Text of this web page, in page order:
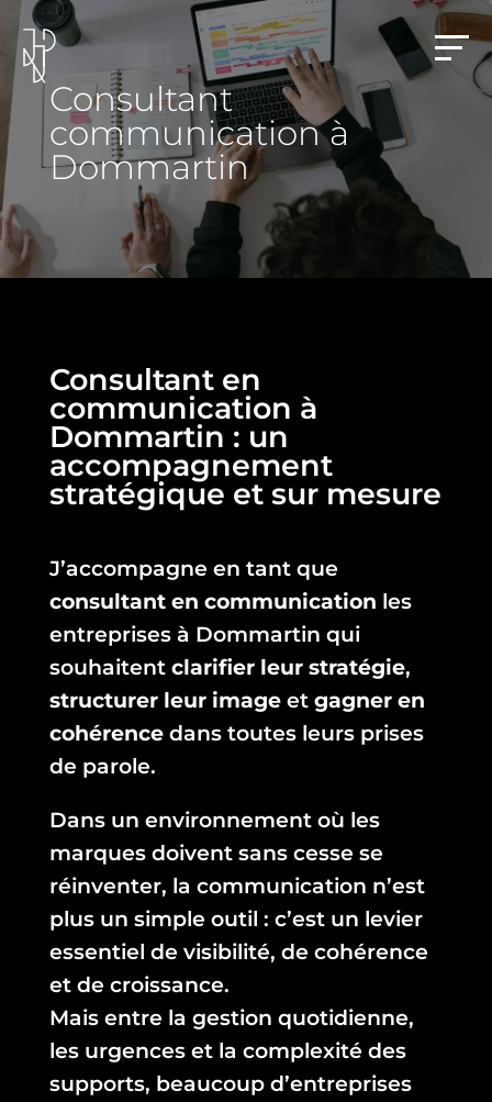
Consultant
communication à
Dommartin
Consultant en
communication à
Dommartin : un
accompagnement
stratégique et sur mesure
J’accompagne en tant que
consultant en communication les
entreprises à Dommartin qui
souhaitent clarifier leur stratégie,
structurer leur imageet gagner en
cohérencedans toutes leurs prises
de parole.
Dans un environnement où les
marques doivent sans cesse se
réinventer, la communication n’est
plus un simple outil : c’est un levier
essentiel de visibilité, de cohérence
et de croissance.
Mais entre la gestion quotidienne,
les urgences et la complexité des
supports, beaucoup d’entreprises